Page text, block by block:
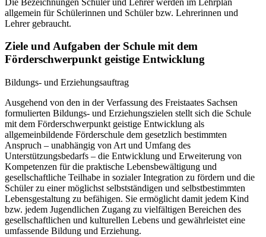
allgemein für Schülerinnen und Schüler bzw. Lehrerinnen und
Lehrer gebraucht.
Ziele und Aufgaben der Schule mit dem
Förderschwerpunkt geistige Entwicklung
Bildungs- und Erziehungsauftrag
Ausgehend von den in der Verfassung des Freistaates Sachsen
formulierten Bildungs- und Erziehungszielen stellt sich die Schule
mit dem Förderschwerpunkt geistige Entwicklung als
allgemeinbildende Förderschule dem gesetzlich bestimmten
Anspruch – unabhängig von Art und Umfang des
Unterstützungsbedarfs – die Entwicklung und Erweiterung von
Kompetenzen für die praktische Lebensbewältigung und
gesellschaftliche Teilhabe in sozialer Integration zu fördern und die
Schüler zu einer möglichst selbstständigen und selbstbestimmten
Lebensgestaltung zu befähigen. Sie ermöglicht damit jedem Kind
bzw. jedem Jugendlichen Zugang zu vielfältigen Bereichen des
gesellschaftlichen und kulturellen Lebens und gewährleistet eine
umfassende Bildung und Erziehung.